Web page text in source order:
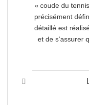
« coude du
précisément
détaillé est
et de s’assurer